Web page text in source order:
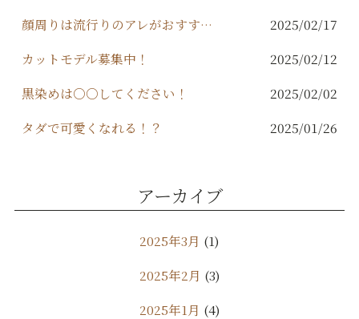
顔周りは流行りのアレがおすすめ！
2025/02/17
カットモデル募集中！
2025/02/12
黒染めは○○してください！
2025/02/02
タダで可愛くなれる！？
2025/01/26
アーカイブ
2025年3月 (1)
2025年2月 (3)
2025年1月 (4)